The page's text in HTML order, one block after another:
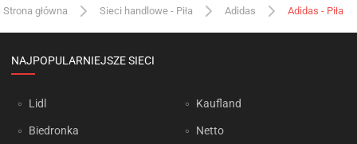
Strona główna Sieci handlowe - Piła Adidas Adidas - Piła
NAJPOPULARNIEJSZE SIECI
Lidl
Biedronka
Kaufland
Netto